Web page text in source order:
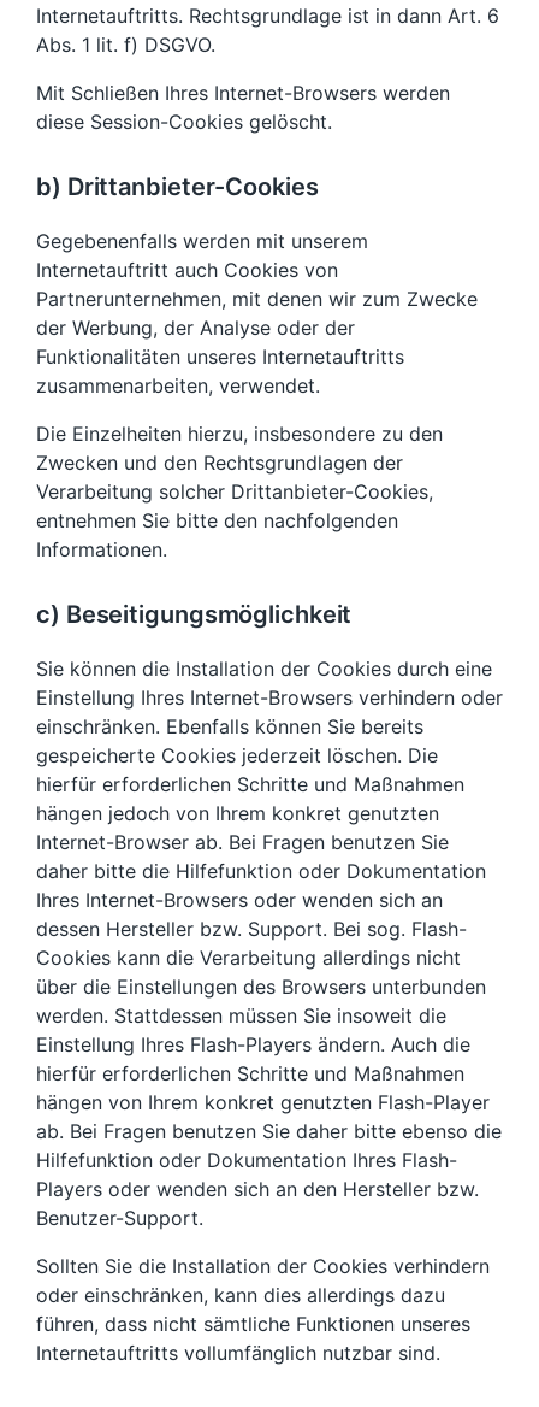
Internetauftritts. Rechtsgrundlage ist in dann Art. 6
Abs. 1 lit. f) DSGVO.
Mit Schließen Ihres Internet-Browsers werden
diese Session-Cookies gelöscht.
b) Drittanbieter-Cookies
Gegebenenfalls werden mit unserem
Internetauftritt auch Cookies von
Partnerunternehmen, mit denen wir zum Zwecke
der Werbung, der Analyse oder der
Funktionalitäten unseres Internetauftritts
zusammenarbeiten, verwendet.
Die Einzelheiten hierzu, insbesondere zu den
Zwecken und den Rechtsgrundlagen der
Verarbeitung solcher Drittanbieter-Cookies,
entnehmen Sie bitte den nachfolgenden
Informationen.
c) Beseitigungsmöglichkeit
Sie können die Installation der Cookies durch eine
Einstellung Ihres Internet-Browsers verhindern oder
einschränken. Ebenfalls können Sie bereits
gespeicherte Cookies jederzeit löschen. Die
hierfür erforderlichen Schritte und Maßnahmen
hängen jedoch von Ihrem konkret genutzten
Internet-Browser ab. Bei Fragen benutzen Sie
daher bitte die Hilfefunktion oder Dokumentation
Ihres Internet-Browsers oder wenden sich an
dessen Hersteller bzw. Support. Bei sog. Flash-
Cookies kann die Verarbeitung allerdings nicht
über die Einstellungen des Browsers unterbunden
werden. Stattdessen müssen Sie insoweit die
Einstellung Ihres Flash-Players ändern. Auch die
hierfür erforderlichen Schritte und Maßnahmen
hängen von Ihrem konkret genutzten Flash-Player
ab. Bei Fragen benutzen Sie daher bitte ebenso die
Hilfefunktion oder Dokumentation Ihres Flash-
Players oder wenden sich an den Hersteller bzw.
Benutzer-Support.
Sollten Sie die Installation der Cookies verhindern
oder einschränken, kann dies allerdings dazu
führen, dass nicht sämtliche Funktionen unseres
Internetauftritts vollumfänglich nutzbar sind.